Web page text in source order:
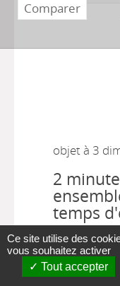
objet à 3
2
temps
Raphaelle
Yannis
de Malglaive
Ce site utilise des
vous souhaitez activer
Tout accepter